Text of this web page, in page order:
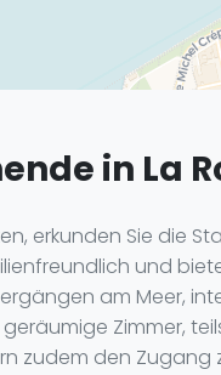
in La
erkunden Sie die
und
am Meer,
Zimmer,
zudem den